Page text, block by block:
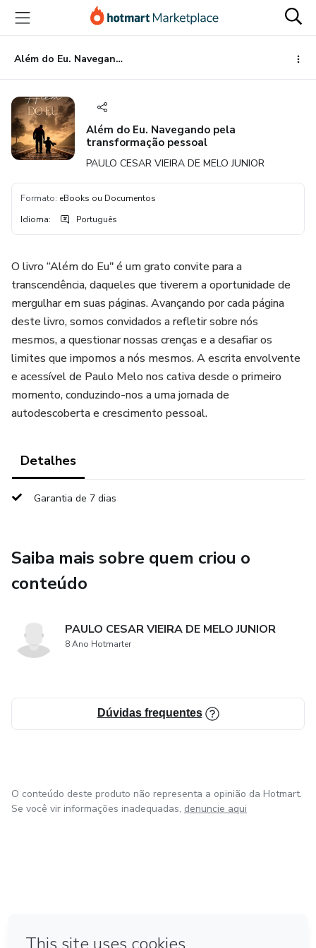
para
conteúdo
principal
para
pagamento
para
rodapé
Além do Eu. Navegando pela transformação pessoal
Além do Eu. Navegando pela
transformação pessoal
PAULO CESAR VIEIRA DE MELO JUNIOR
Formato: eBooks ou Documentos
Idioma: Português
O livro “Além do Eu" é um grato convite para a
transcendência, daqueles que tiverem a oportunidade de
mergulhar em suas páginas. Avançando por cada página
deste livro, somos convidados a refletir sobre nós
mesmos, a questionar nossas crenças e a desafiar os
limites que impomos a nós mesmos. A escrita envolvente
e acessível de Paulo Melo nos cativa desde o primeiro
momento, conduzindo-nos a uma jornada de
autodescoberta e crescimento pessoal.
Detalhes
Garantia de 7 dias
Saiba mais sobre quem criou o
conteúdo
PAULO CESAR VIEIRA DE MELO JUNIOR
8 Ano Hotmarter
Dúvidas frequentes
O conteúdo deste produto não representa a opinião da Hotmart.
Se você vir informações inadequadas, denuncie aqui
Feito com ❤ na Cidade do México